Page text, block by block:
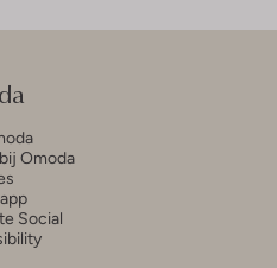
Omoda
Social